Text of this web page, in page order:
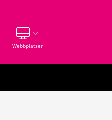
WebbplatserVisa våra andra webbplatser